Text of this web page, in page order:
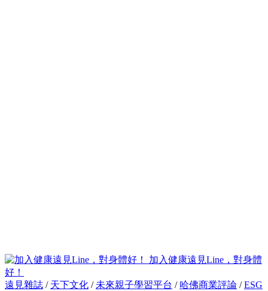
加入健康遠見Line，對身體
好！
遠見雜誌 / 天下文化 / 未來親子學習平台 / 哈佛商業評論 /ESG